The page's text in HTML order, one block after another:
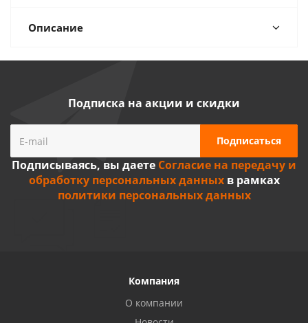
Описание
Подписка на акции и скидки
Подписываясь, вы даете Согласие на передачу и
обработку персональных данныхв рамках
политики персональных данных
Компания
О компании